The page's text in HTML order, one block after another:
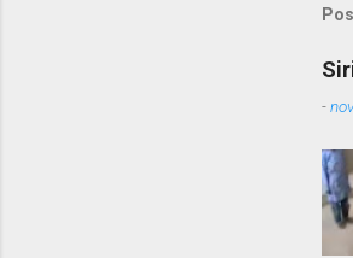
t
i
-